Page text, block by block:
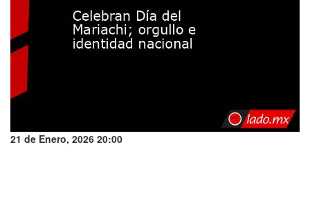
21 de Enero, 2026 20:00